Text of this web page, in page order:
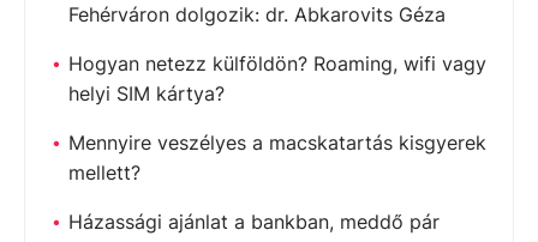
Fehérváron dolgozik: dr. Abkarovits Géza
Hogyan netezz külföldön? Roaming, wifi vagy
helyi SIM kártya?
Mennyire veszélyes a macskatartás kisgyerek
mellett?
Házassági ajánlat a bankban, meddő pár